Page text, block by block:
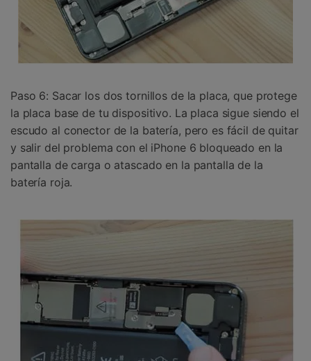
Paso 6: Sacar los dos tornillos de la placa, que protege
la placa base de tu dispositivo. La placa sigue siendo el
escudo al conector de la batería, pero es fácil de quitar
y salir del problema con el iPhone 6 bloqueado en la
pantalla de carga o atascado en la pantalla de la
batería roja.